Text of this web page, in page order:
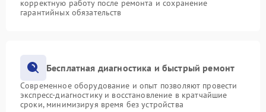
корректную работу после ремонта и сохранение
гарантийных обязательств
Бесплатная диагностика и быстрый ремонт
Современное оборудование и опыт позволяют провести
экспресс-диагностику и восстановление в кратчайшие
сроки, минимизируя время без устройства